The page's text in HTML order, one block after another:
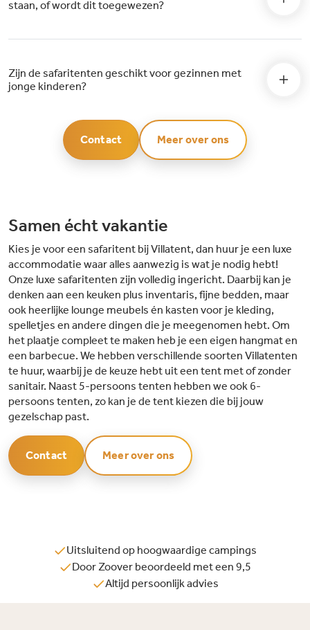
staan, of wordt dit toegewezen?
Zijn de safaritenten geschikt voor gezinnen met
jonge kinderen?
Contact Meer over ons
Samen écht vakantie
Kies je voor een safaritent bij Villatent, dan huur je een luxe
accommodatie waar alles aanwezig is wat je nodig hebt!
Onze luxe safaritenten zijn volledig ingericht. Daarbij kan je
denken aan een keuken plus inventaris, fijne bedden, maar
ook heerlijke lounge meubels én kasten voor je kleding,
spelletjes en andere dingen die je meegenomen hebt. Om
het plaatje compleet te maken heb je een eigen hangmat en
een barbecue. We hebben verschillende soorten Villatenten
te huur, waarbij je de keuze hebt uit een tent met of zonder
sanitair. Naast 5-persoons tenten hebben we ook 6-
persoons tenten, zo kan je de tent kiezen die bij jouw
gezelschap past.
Contact Meer over ons
Uitsluitend op hoogwaardige campings
Door Zoover beoordeeld met een 9,5
Altijd persoonlijk advies